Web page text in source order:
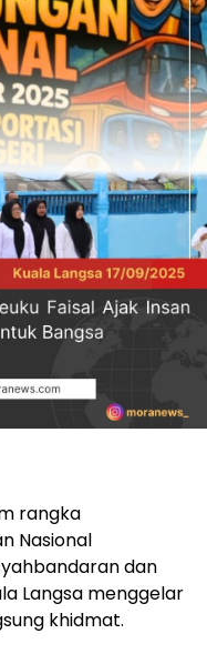
rangka
Nasional
dan
Langsa menggelar
khidmat.